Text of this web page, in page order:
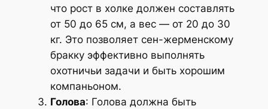
что рост в холке должен составлять
от 50 до 65 см, а вес — от 20 до 30
кг. Это позволяет сен-жерменскому
бракку эффективно выполнять
охотничьи задачи и быть хорошим
компаньоном.
Голова: Голова должна быть